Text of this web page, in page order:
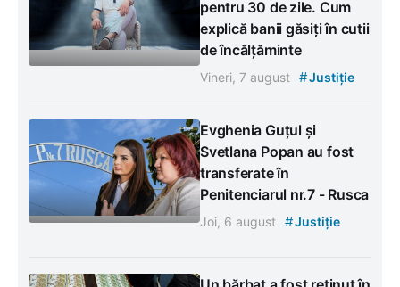
pentru 30 de zile. Cum
explică banii găsiți în cutii
de încălțăminte
Vineri, 7 august #Justiție
Evghenia Guțul și
Svetlana Popan au fost
transferate în
Penitenciarul nr.7 - Rusca
Joi, 6 august #Justiție